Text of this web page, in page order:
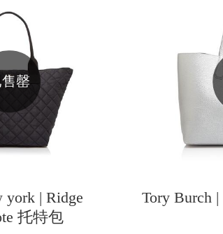
罄
york | Ridge
托特包
Tory Burch |